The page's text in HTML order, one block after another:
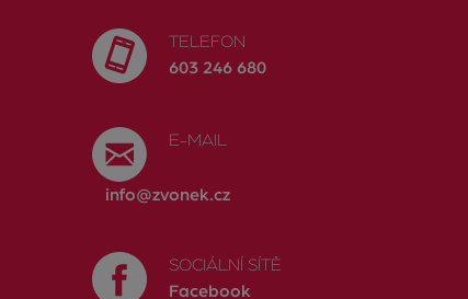
TELEFON
603 246 680
E-MAIL
info@zvonek.cz
SOCIÁLNÍ SÍTĚ
Facebook